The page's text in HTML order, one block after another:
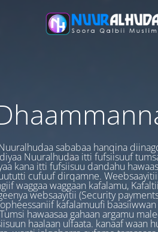
sababaa hanqina
Nuuralhudaa itti fufsiisuuf
kana itti fufsiisuu dandahu
cufuuf dirqamne.
waggaa waggaan kafalamu,
websaayitii (Security
kafalamuufi
hawaasaa gahaan argamu
haalaan ulfaata. kanaaf waan